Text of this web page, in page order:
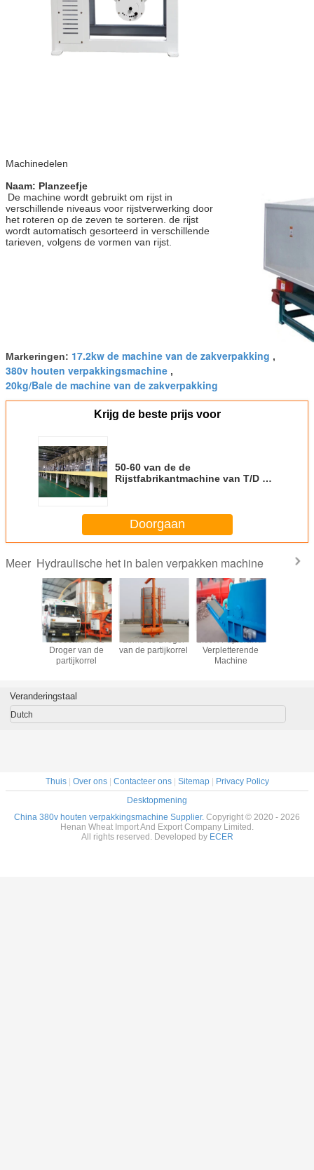
Machinedelen
Naam: Planzeefje
De machine wordt gebruikt om rijst in
verschillende niveaus voor rijstverwerking door
het roteren op de zeven te sorteren. de rijst
wordt automatisch gesorteerd in verschillende
tarieven, volgens de vormen van rijst.
Markeringen: 17.2kw de machine van de zakverpakking ,
380v houten verpakkingsmachine ,
20kg/Bale de machine van de zakverpakking
Krijg de beste prijs voor
50-60 van de de
Rijstfabrikantmachine van T/D de
Vastgestelde
Doorgaan
Meer Hydraulische het in balen verpakken machine
40000m3/H de
Droger van de
partijkorrel
25m3 de Droger
van de partijkorrel
2.5t/H Papierafval
Verpletterende
Machine
Veranderingstaal
Dutch
Thuis| Over ons| Contacteer ons| Sitemap| Privacy Policy
Desktopmening
China 380v houten verpakkingsmachine Supplier. Copyright © 2020 - 2026
Henan Wheat Import And Export Company Limited.
All rights reserved. Developed by ECER